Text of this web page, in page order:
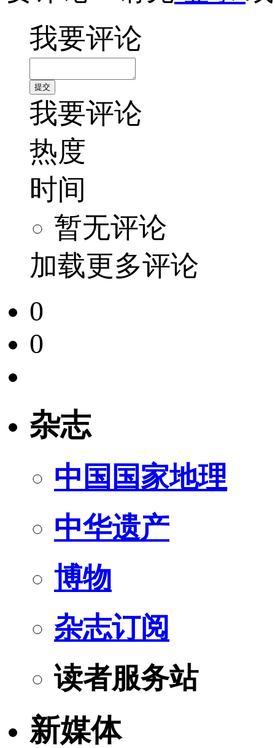
我要评论
我要评论
热度
时间
暂无评论
加载更多评论
0
0
杂志
中国国家地理
中华遗产
博物
杂志订阅
读者服务站
新媒体